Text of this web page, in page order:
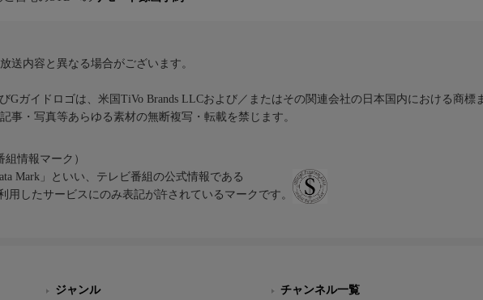
送内容と異なる場合がございます。
Gガイドロゴは、米国TiVo Brands LLCおよび／またはその関連会社の日本国内における商標
事・写真等あらゆる素材の無断複写・転載を禁じます。
情報マーク）
Mark」といい、テレビ番組の公式情報である
用したサービスにのみ表記が許されているマークです。
ジャンル
チャンネル一覧